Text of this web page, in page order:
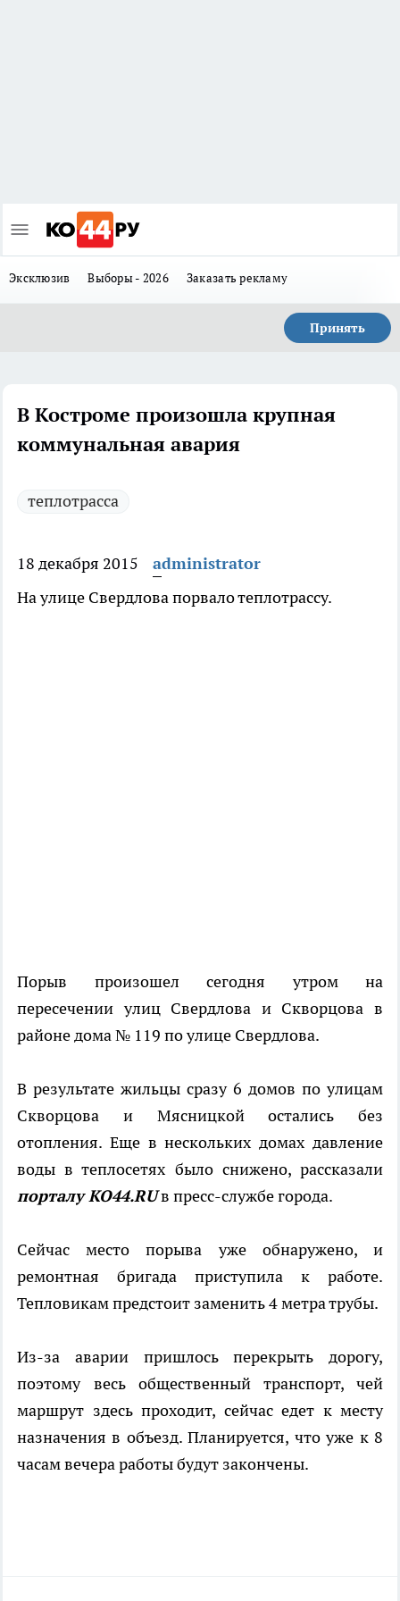
Эксклюзив Выборы - 2026 Заказать рекламу
Принять
В Костроме произошла крупная
коммунальная авария
теплотрасса
18 декабря 2015
administrator
На улице Свердлова порвало теплотрассу.
Порыв произошел сегодня утром на
пересечении улиц Свердлова и Скворцова в
районе дома № 119 по улице Свердлова.
В результате жильцы сразу 6 домов по улицам
Скворцова и Мясницкой остались без
отопления. Еще в нескольких домах давление
воды в теплосетях было снижено, рассказали
порталу КО44.RUв пресс-службе города.
Сейчас место порыва уже обнаружено, и
ремонтная бригада приступила к работе.
Тепловикам предстоит заменить 4 метра трубы.
Из-за аварии пришлось перекрыть дорогу,
поэтому весь общественный транспорт, чей
маршрут здесь проходит, сейчас едет к месту
назначения в объезд. Планируется, что уже к 8
часам вечера работы будут закончены.